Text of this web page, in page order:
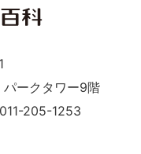
パークタワー9階
205-1253